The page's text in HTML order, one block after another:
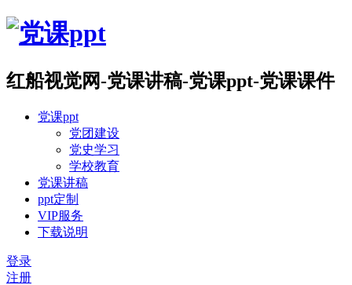
红船视觉网-党课讲稿-党课ppt-党课课件
党课ppt
党团建设
党史学习
学校教育
党课讲稿
ppt定制
VIP服务
下载说明
登录
注册